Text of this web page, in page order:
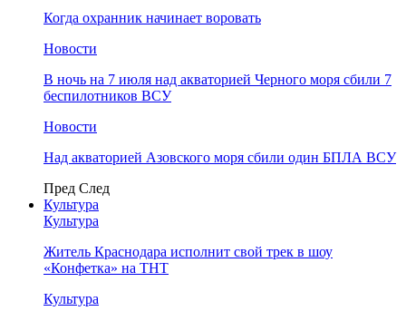
Когда охранник начинает воровать
Новости
В ночь на 7 июля над акваторией Черного моря сбили 7
беспилотников ВСУ
Новости
Над акваторией Азовского моря сбили один БПЛА ВСУ
Пред След
Культура
Культура
Житель Краснодара исполнит свой трек в шоу
«Конфетка» на ТНТ
Культура